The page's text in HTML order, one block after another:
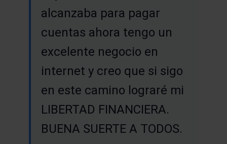
alcanzaba para pagar
cuentas ahora tengo un
excelente negocio en
internet y creo que si sigo
en este camino lograré mi
LIBERTAD FINANCIERA.
BUENA SUERTE A TODOS.